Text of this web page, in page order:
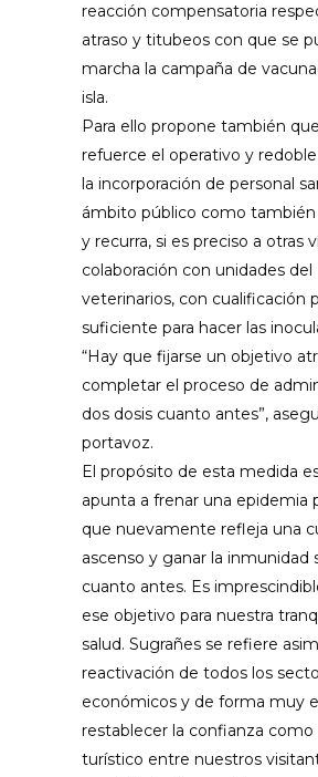
reacción compensatoria
atraso y titubeos con que se
marcha la campaña de
isla.
Para ello propone también
refuerce el operativo y
la incorporación de personal
ámbito público como también
y recurra, si es preciso a otras
colaboración con unidades del
veterinarios, con cualificación
suficiente para hacer las
“Hay que fijarse un objetivo
completar el proceso de
dos dosis cuanto antes”,
portavoz.
El propósito de esta medida
apunta a frenar una epidemia
que nuevamente refleja una
ascenso y ganar la inmunidad
cuanto antes. Es
ese objetivo para nuestra
salud. Sugrañes se refiere
reactivación de todos los
económicos y de forma muy
restablecer la confianza como
turístico entre nuestros